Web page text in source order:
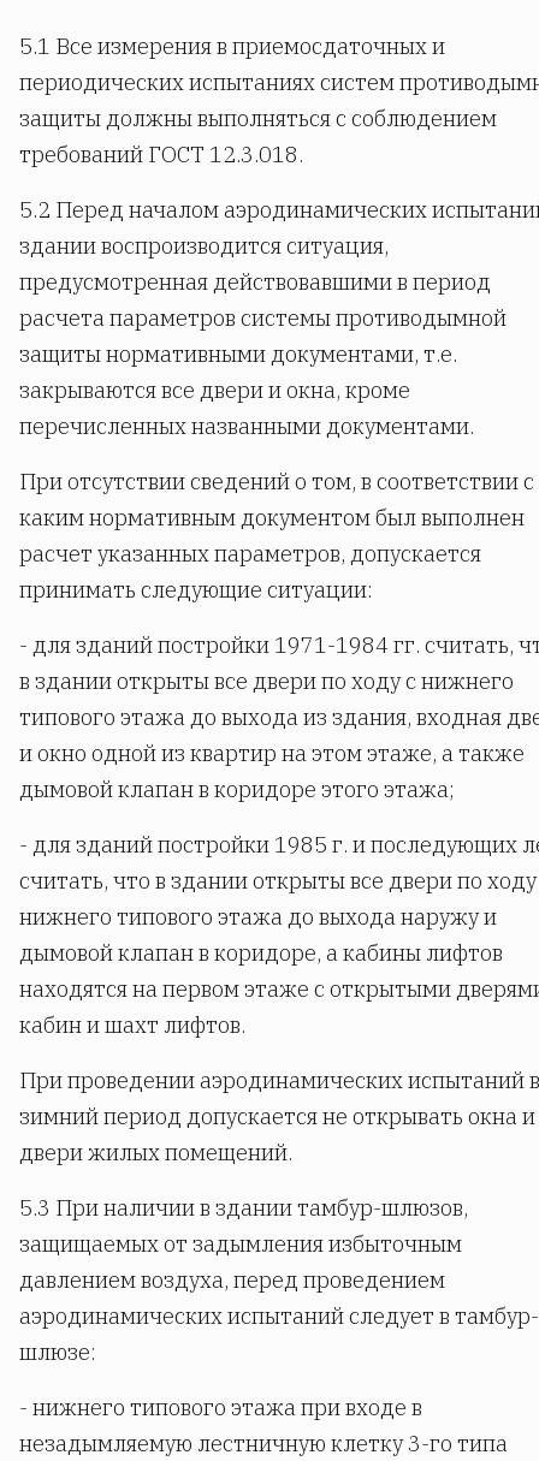
5.1 Все измерения в приемосдаточных и
периодических испытаниях систем
защиты должны выполняться с соблюдением
требований ГОСТ 12.3.018.
5.2 Перед началом аэродинамических
здании воспроизводится ситуация,
предусмотренная действовавшими в период
расчета параметров системы противодымной
защиты нормативными документами, т.е.
закрываются все двери и окна, кроме
перечисленных названными документами.
При отсутствии сведений о том, в соответствии с
каким нормативным документом был выполнен
расчет указанных параметров, допускается
принимать следующие ситуации:
- для зданий постройки 1971-1984 гг. считать,
в здании открыты все двери по ходу с нижнего
типового этажа до выхода из здания, входная
и окно одной из квартир на этом этаже, а также
дымовой клапан в коридоре этого этажа;
- для зданий постройки 1985 г. и последующих
считать, что в здании открыты все двери по ходу
нижнего типового этажа до выхода наружу и
дымовой клапан в коридоре, а кабины лифтов
находятся на первом этаже с открытыми
кабин и шахт лифтов.
При проведении аэродинамических испытаний в
зимний период допускается не открывать окна и
двери жилых помещений.
5.3 При наличии в здании тамбур-шлюзов,
защищаемых от задымления избыточным
давлением воздуха, перед проведением
аэродинамических испытаний следует в тамбур-
шлюзе:
- нижнего типового этажа при входе в
незадымляемую лестничную клетку 3-го типа